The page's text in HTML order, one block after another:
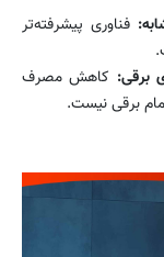
فناوری پیشرفته‌تر
برقی: کاهش مصرف
برقی نیست.